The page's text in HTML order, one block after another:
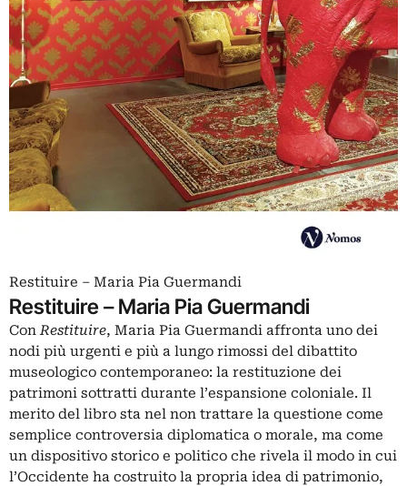
Restituire – Maria Pia Guermandi
Restituire – Maria Pia Guermandi
Con Restituire, Maria Pia Guermandi affronta uno dei
nodi più urgenti e più a lungo rimossi del dibattito
museologico contemporaneo: la restituzione dei
patrimoni sottratti durante l’espansione coloniale. Il
merito del libro sta nel non trattare la questione come
semplice controversia diplomatica o morale, ma come
un dispositivo storico e politico che rivela il modo in cui
l’Occidente ha costruito la propria idea di patrimonio,